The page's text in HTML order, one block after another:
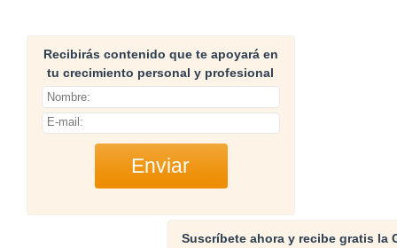
Recibirás contenido que te apoyará en
tu crecimiento personal y profesional
Suscríbete ahora y recibe gratis la